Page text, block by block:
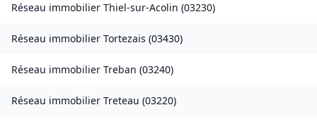
Réseau immobilier Thiel-sur-Acolin (03230)
Réseau immobilier Tortezais (03430)
Réseau immobilier Treban (03240)
Réseau immobilier Treteau (03220)